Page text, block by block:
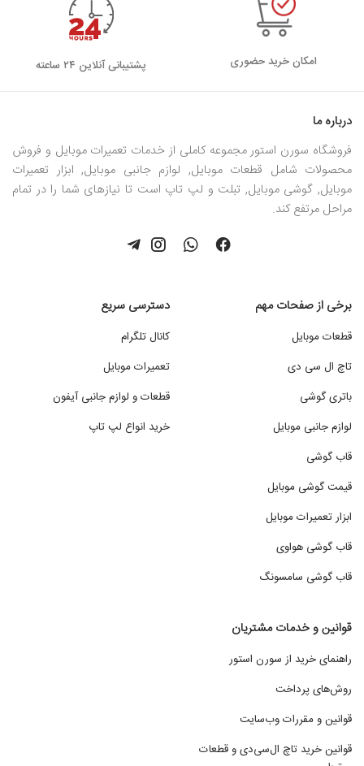
امکان خرید حضوری پشتیبانی آنلاین ۲۴ ساعته
درباره ما
فروشگاه سورن استور مجموعه کاملی از خدمات تعمیرات موبایل و فروش
محصولات شامل قطعات موبایل, لوازم جانبی موبایل, ابزار تعمیرات
موبایل, گوشی موبایل, تبلت و لپ تاپ است تا نیازهای شما را در تمام
مراحل مرتفع کند.
برخی از صفحات مهم
قطعات موبایل
تاچ ال سی دی
باتری گوشی
لوازم جانبی موبایل
قاب گوشی
قیمت گوشی موبایل
ابزار تعمیرات موبایل
قاب گوشی هواوی
قاب گوشی سامسونگ
دسترسی سریع
کانال تلگرام
تعمیرات موبایل
قطعات و لوازم جانبی آیفون
خرید انواع لپ تاپ
قوانین و خدمات مشتریان
راهنمای خرید از سورن استور
روش‌های پرداخت
قوانین و مقررات وب‌سایت
قوانین خرید تاچ ال‌سی‌دی و قطعات